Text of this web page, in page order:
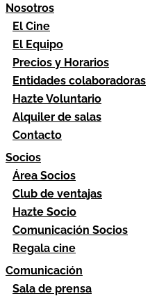
Nosotros
El Cine
El Equipo
Precios y Horarios
Entidades colaboradoras
Hazte Voluntario
Alquiler de salas
Contacto
Socios
Área Socios
Club de ventajas
Hazte Socio
Comunicación Socios
Regala cine
Comunicación
Sala de prensa